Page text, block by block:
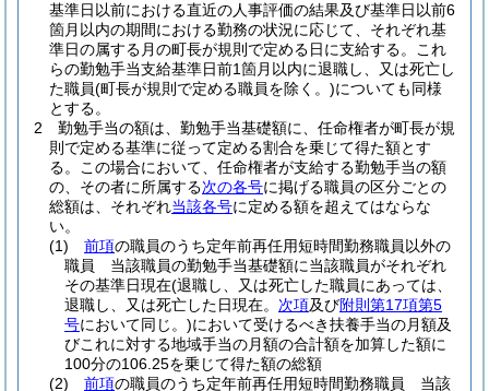
基準日以前における直近の人事評価の結果及び基準日以前6
箇月以内の期間における勤務の状況に応じて、それぞれ基
準日の属する月の町長が規則で定める日に支給する。
これ
らの勤勉手当支給基準日前1箇月以内に退職し、又は死亡し
た職員(町長が規則で定める職員を除く。)についても同様
とする。
2
勤勉手当の額は、勤勉手当基礎額に、任命権者が町長が規
則で定める基準に従って定める割合を乗じて得た額とす
る。
この場合において、任命権者が支給する勤勉手当の額
の、その者に所属する次の各号に掲げる職員の区分ごとの
総額は、それぞれ当該各号に定める額を超えてはならな
い。
(1)
前項の職員のうち定年前再任用短時間勤務職員以外の
職員 当該職員の勤勉手当基礎額に当該職員がそれぞれ
その基準日現在(退職し、又は死亡した職員にあっては、
退職し、又は死亡した日現在。 次項及び附則第17項第5
号において同じ。)において受けるべき扶養手当の月額及
びこれに対する地域手当の月額の合計額を加算した額に
100分の106.25を乗じて得た額の総額
(2)
前項の職員のうち定年前再任用短時間勤務職員 当該